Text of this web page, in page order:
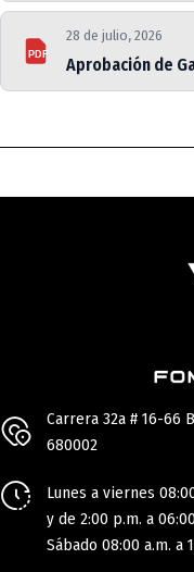
PDF
28 de julio, 2026
Aprobación de
Carrera 32a # 16-66
680002
Lunes a viernes
y de 2:00 p.m. a
Sábado 08:00 a.m. a